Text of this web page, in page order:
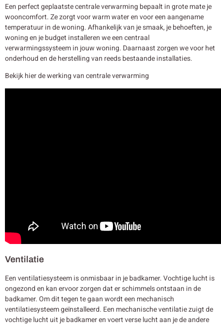
Een perfect geplaatste centrale verwarming bepaalt in grote mate je
wooncomfort. Ze zorgt voor warm water en voor een aangename
temperatuur in de woning. Afhankelijk van je smaak, je behoeften, je
woning en je budget installeren we een centraal
verwarmingssysteem in jouw woning. Daarnaast zorgen we voor het
onderhoud en de herstelling van reeds bestaande installaties.
Bekijk hier de werking van centrale verwarming
Ventilatie
Een ventilatiesysteem is onmisbaar in je badkamer. Vochtige lucht is
ongezond en kan ervoor zorgen dat er schimmels ontstaan in de
badkamer. Om dit tegen te gaan wordt een mechanisch
ventilatiesysteem geïnstalleerd. Een mechanische ventilatie zuigt de
vochtige lucht uit je badkamer en voert verse lucht aan je de andere